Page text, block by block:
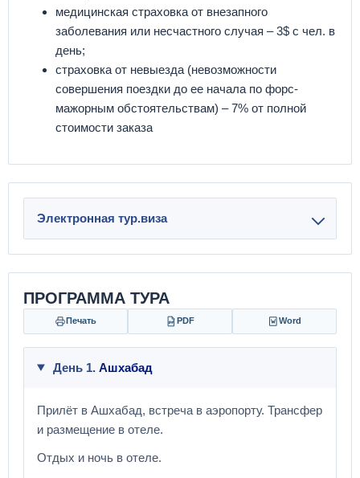
медицинская страховка от внезапного
заболевания или несчастного случая – 3$ с чел. в
день;
страховка от невыезда (невозможности
совершения поездки до ее начала по форс-
мажорным обстоятельствам) – 7% от полной
стоимости заказа
Электронная тур.виза
ПРОГРАММА ТУРА
Печать PDF Word
День 1. Ашхабад
Прилёт в Ашхабад, встреча в аэропорту. Трансфер
и размещение в отеле.
Отдых и ночь в отеле.